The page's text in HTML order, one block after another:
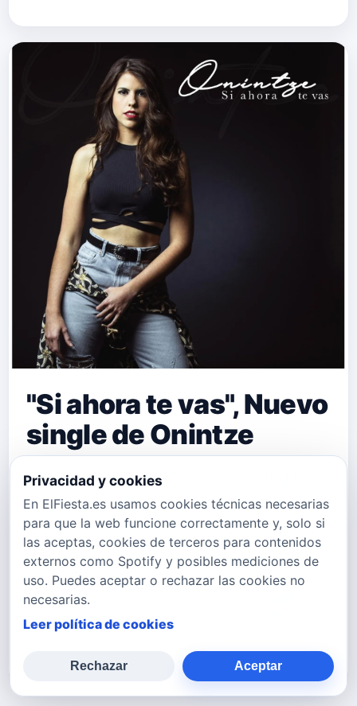
"Si ahora te vas", Nuevo
single de Onintze
"Si ahora te vas" es el nuevo single de
la artista bilbaína,Onintze del que te
presentamos el videoclip. Onintze es
una cantante compositora y
guitarrista nacida en el barrio bilbaíno
de Santutxu. Comenzó su andadura
musical en el grupo SEI…
Privacidad y cookies
En ElFiesta.es usamos cookies técnicas necesarias
para que la web funcione correctamente y, solo si
las aceptas, cookies de terceros para contenidos
externos como Spotify y posibles mediciones de
uso. Puedes aceptar o rechazar las cookies no
necesarias.
Leer política de cookies
Rechazar Aceptar